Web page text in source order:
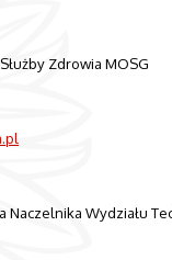
Zdrowia MOSG
Naczelnika Wydziału